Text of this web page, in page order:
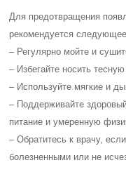
Для предотвращения
рекомендуется
– Регулярно мойте и
– Избегайте носить
– Используйте мягкие и
– Поддерживайте
питание и умеренную
– Обратитесь к врачу,
болезненными или не